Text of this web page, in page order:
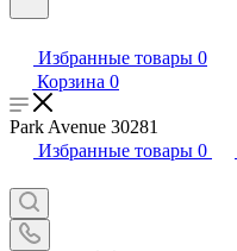
Избранные товары 0
Корзина 0
Park Avenue 30281
Избранные товары 0